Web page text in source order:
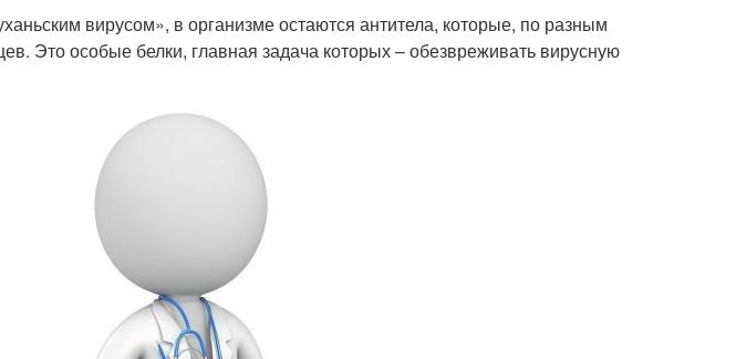
вирусом», в организме остаются антитела, которые, по разным
Это особые белки, главная задача которых – обезвреживать вирусную